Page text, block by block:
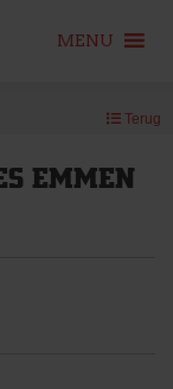
MENU
Terug
EMMEN